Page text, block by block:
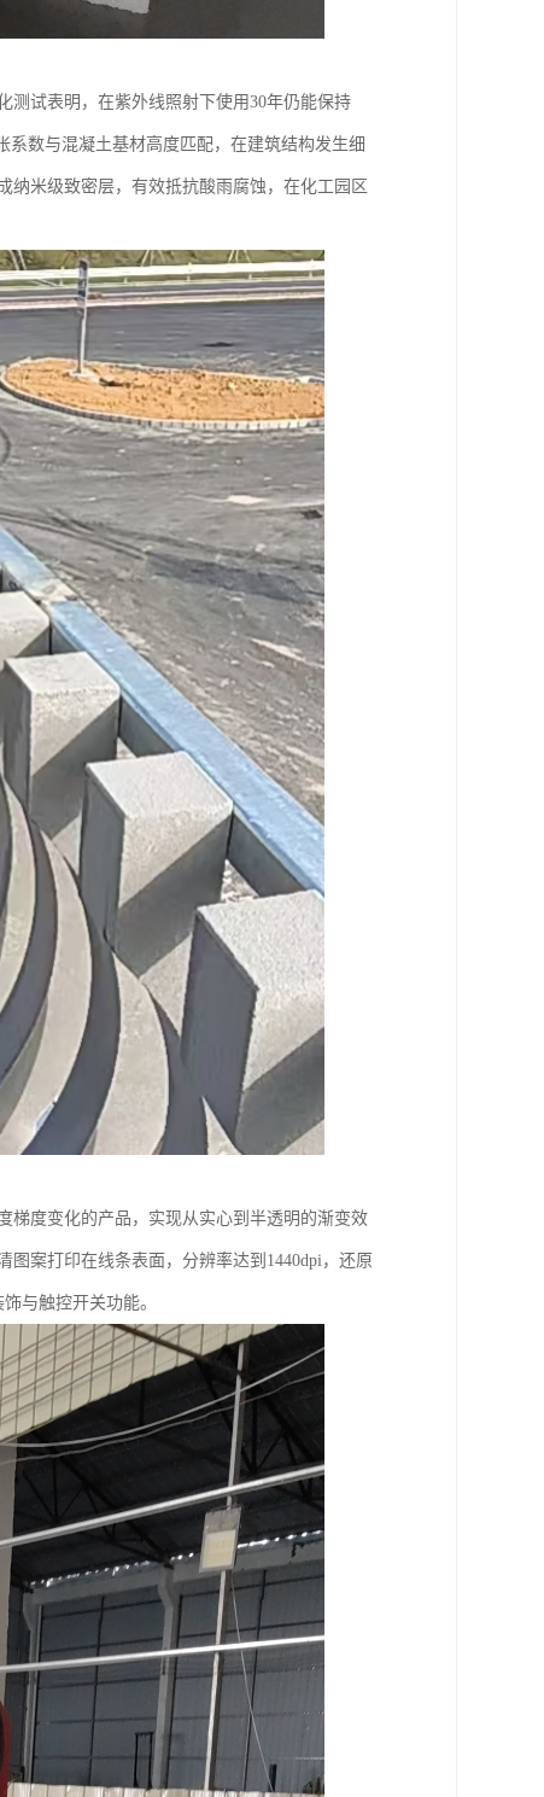
测试表明，在紫外线照射下使用30年仍能保持
系数与混凝土基材高度匹配，在建筑结构发生细
纳米级致密层，有效抵抗酸雨腐蚀，在化工园区
梯度变化的产品，实现从实心到半透明的渐变效
案打印在线条表面，分辨率达到1440dpi，还原
与触控开关功能。